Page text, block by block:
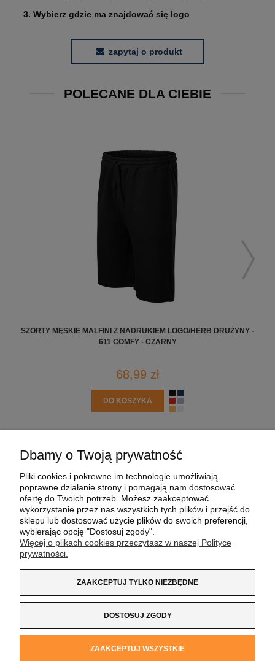
3. Wybierz gdzie ma znajdować się logo
zapytaj o produkt
POLECANE DLA CIEBIE
SZORTY MĘSKIE MALFINI Z NADRUKIEM LOGO/HERB DRUŻYNY -
611 COMFY - CZARNY
68,99 zł
DO KOSZYKA
MOJE KONTO
PŁATNOŚCI I DOSTAWA
O NAS
Kochanowskiego 37/K5 |33-100 Tarnów| tel.:
Dbamy o Twoją prywatność
Pliki cookies i pokrewne im technologie umożliwiają
poprawne działanie strony i pomagają nam dostosować
ofertę do Twoich potrzeb. Możesz zaakceptować
wykorzystanie przez nas wszystkich tych plików i przejść do
sklepu lub dostosować użycie plików do swoich preferencji,
wybierając opcję "Dostosuj zgody".
Więcej o plikach cookies przeczytasz w naszej Polityce
prywatności.
ZAAKCEPTUJ TYLKO NIEZBĘDNE
DOSTOSUJ ZGODY
ZAAKCEPTUJ WSZYSTKIE